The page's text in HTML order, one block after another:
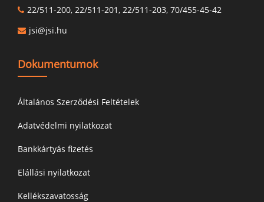
22/511-200, 22/511-201, 22/511-203, 70/455-45-42
jsi@jsi.hu
Dokumentumok
Általános Szerződési Feltételek
Adatvédelmi nyilatkozat
Bankkártyás fizetés
Elállási nyilatkozat
Kellékszavatosság